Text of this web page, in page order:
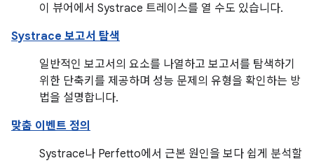
이 뷰어에서 Systrace 트레이스를 열 수도 있습니다.
Systrace 보고서 탐색
일반적인 보고서의 요소를 나열하고 보고서를 탐색하기
위한 단축키를 제공하며 성능 문제의 유형을 확인하는 방
법을 설명합니다.
맞춤 이벤트 정의
Systrace나 Perfetto에서 근본 원인을 보다 쉽게 분석할